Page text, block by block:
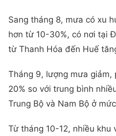
Sang tháng 8, mưa có xu
hơn từ 10-30%, có nơi tại
từ Thanh Hóa đến Huế
Tháng 9, lượng mưa
20% so với trung bình
Trung Bộ và Nam Bộ ở
Từ tháng 10-12, nhiều khu